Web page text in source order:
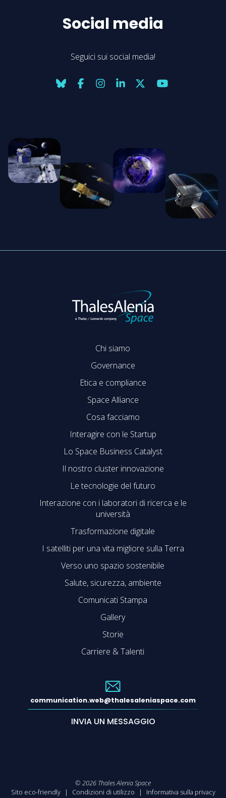
Social media
Seguici sui social media!
Chi siamo
Governance
Etica e compliance
Space Alliance
Cosa facciamo
Interagire con le Startup
Lo Space Business Catalyst
Il nostro cluster innovazione
Le tecnologie del futuro
Interazione con i laboratori di ricerca e le
università
Trasformazione digitale
I satelliti per una vita migliore sulla Terra
Verso uno spazio sostenibile
Salute, sicurezza, ambiente
Comunicati Stampa
Gallery
Storie
Carriere & Talenti
communication.web@thalesaleniaspace.com
INVIA UN MESSAGGIO
© 2026 Thales Alenia Space
Sito eco-friendly
Condizioni di utilizzo Informativa sulla privacy